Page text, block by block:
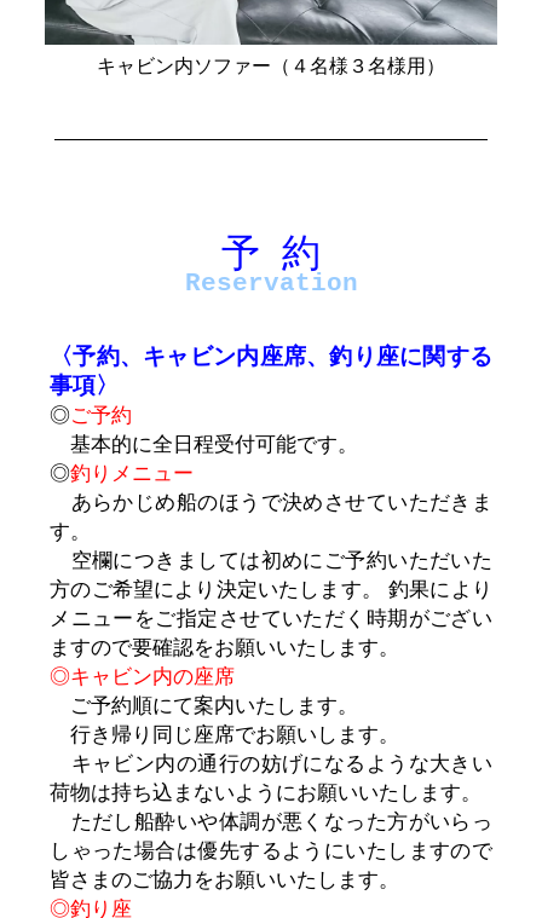
キャビン内ソファー（４名様３名様用）
予 約
Reservation
〈予約、キャビン内座席、釣り座に関する
事項〉
◎ご予約
基本的に全日程受付可能です。
◎釣りメニュー
あらかじめ船のほうで決めさせていただきま
す。
空欄につきましては初めにご予約いただいた
方のご希望により決定いたします。 釣果により
メニューをご指定させていただく時期がござい
ますので要確認をお願いいたします。
◎キャビン内の座席
ご予約順にて案内いたします。
行き帰り同じ座席でお願いします。
キャビン内の通行の妨げになるような大きい
荷物は持ち込まないようにお願いいたします。
ただし船酔いや体調が悪くなった方がいらっ
しゃった場合は優先するようにいたしますので
皆さまのご協力をお願いいたします。
◎釣り座